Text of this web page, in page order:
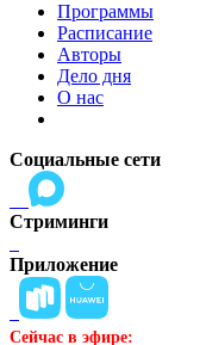
Программы
Расписание
Авторы
Дело дня
О нас
Социальные сети
Стриминги
Приложение
Сейчас в эфире: